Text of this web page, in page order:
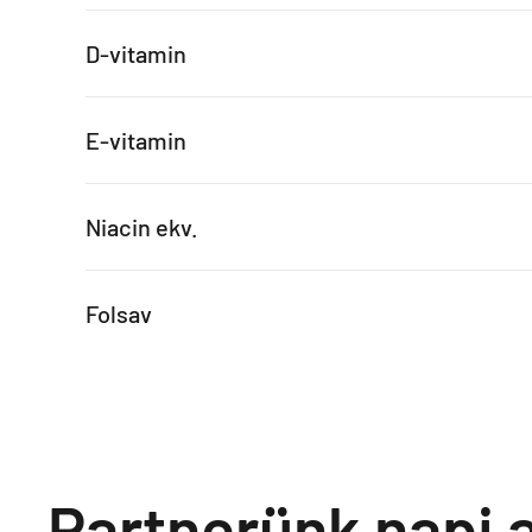
D-vitamin
E-vitamin
Niacin ekv.
Folsav